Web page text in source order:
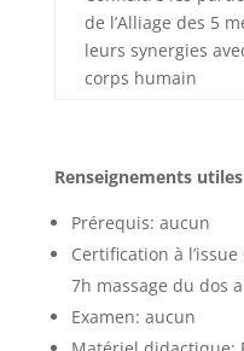
de l’Alliage des 5
leurs synergies
corps humain
Renseignements
Prérequis: aucun
Certification à
7h massage du dos
Examen: aucun